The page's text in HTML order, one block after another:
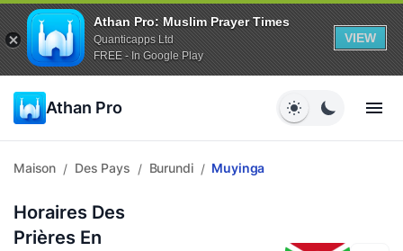
Athan Pro: Muslim Prayer Times
Quanticapps Ltd
FREE - In Google Play
VIEW
Athan Pro
Maison / Des Pays / Burundi / Muyinga
Horaires Des
Prières En